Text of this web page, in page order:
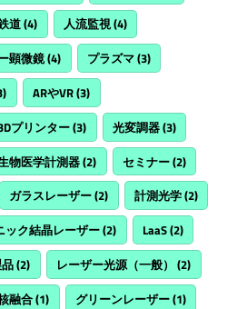
道(4) 人流監視(4)
顕微鏡(4) プラズマ(3)
ARやVR(3)
プリンター(3) 光変調器(3)
物医学計測器(2) セミナー(2)
ガラスレーザー(2) 計測光学(2)
ック結晶レーザー(2) LaaS(2)
(2) レーザー光源（一般） (2)
融合(1) グリーンレーザー(1)